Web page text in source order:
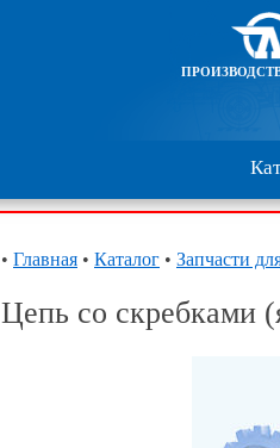
• Главная • Каталог • Запчасти
Цепь со скребками